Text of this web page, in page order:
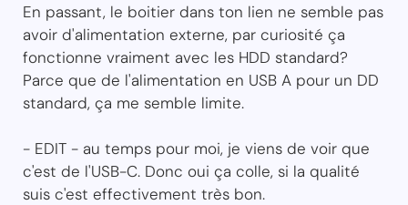
En passant, le boitier dans ton lien ne semble pas
avoir d'alimentation externe, par curiosité ça
fonctionne vraiment avec les HDD standard?
Parce que de l'alimentation en USB A pour un DD
standard, ça me semble limite.
- EDIT - au temps pour moi, je viens de voir que
c'est de l'USB-C. Donc oui ça colle, si la qualité
suis c'est effectivement très bon.